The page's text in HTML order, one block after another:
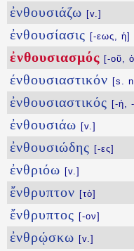
ἐνθουσιάζω [v.]
ἐνθουσίασις [-εως, ἡ]
ἐνθουσιασμός [-οῦ,
ένθουσιαστικόν [s.
ἐνθουσιαστικός [-ή,
ἐνθουσιάω [v.]
ἐνθουσιώδης [-ες]
ἐνθριόω [v.]
ἔνθρυπτον [τὸ]
ἔνθρυπτος [-ον]
ἐνθρῴσκω [v.]